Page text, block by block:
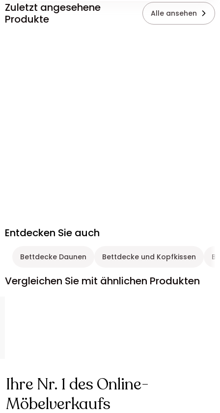
Zuletzt angesehene
Produkte
Alle ansehen
Entdecken Sie auch
Bettdecke Daunen Bettdecke und Kopfkissen
Vergleichen Sie mit ähnlichen Produkten
Ihre Nr. 1 des Online-
Möbelverkaufs